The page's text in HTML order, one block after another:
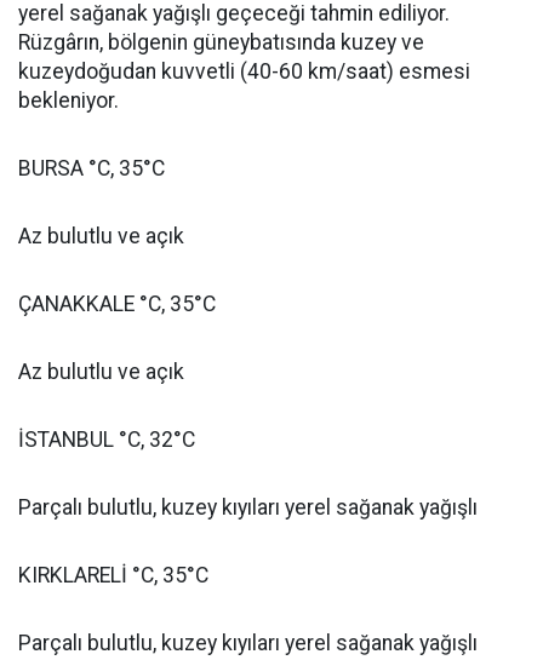
yerel sağanak yağışlı geçeceği tahmin ediliyor.
Rüzgârın, bölgenin güneybatısında kuzey ve
kuzeydoğudan kuvvetli (40-60 km/saat) esmesi
bekleniyor.
BURSA °C, 35°C
Az bulutlu ve açık
ÇANAKKALE °C, 35°C
Az bulutlu ve açık
İSTANBUL °C, 32°C
Parçalı bulutlu, kuzey kıyıları yerel sağanak yağışlı
KIRKLARELİ °C, 35°C
Parçalı bulutlu, kuzey kıyıları yerel sağanak yağışlı